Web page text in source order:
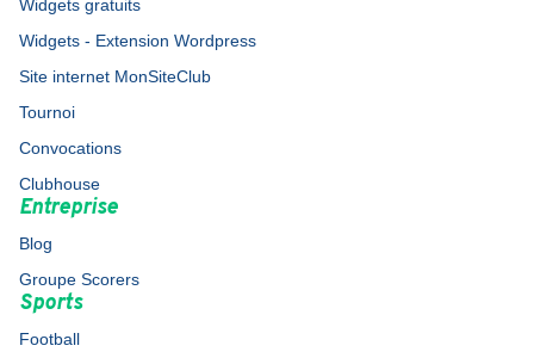
Widgets gratuits
Widgets - Extension Wordpress
Site internet MonSiteClub
Tournoi
Convocations
Clubhouse
Entreprise
Blog
Groupe Scorers
Sports
Football